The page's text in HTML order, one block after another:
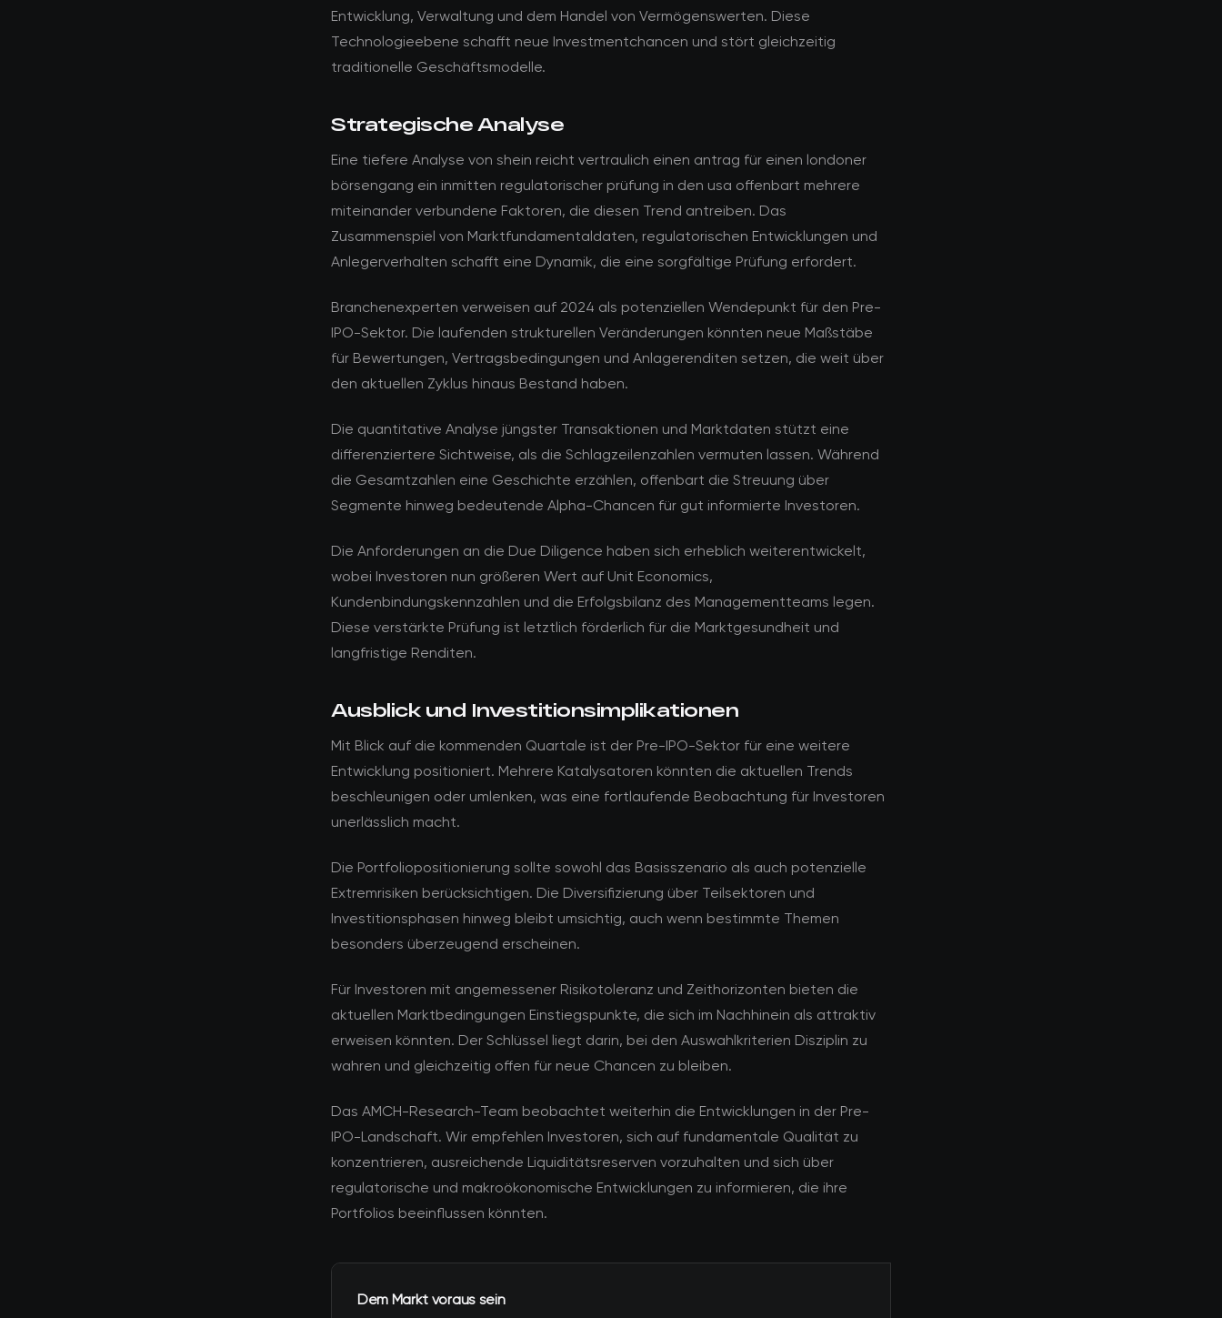
Entwicklung, Verwaltung und dem Handel von Vermögenswerten. Diese
Technologieebene schafft neue Investmentchancen und stört gleichzeitig
traditionelle Geschäftsmodelle.
Strategische Analyse
Eine tiefere Analyse von shein reicht vertraulich einen antrag für einen londoner
börsengang ein inmitten regulatorischer prüfung in den usa offenbart mehrere
miteinander verbundene Faktoren, die diesen Trend antreiben. Das
Zusammenspiel von Marktfundamentaldaten, regulatorischen Entwicklungen und
Anlegerverhalten schafft eine Dynamik, die eine sorgfältige Prüfung erfordert.
Branchenexperten verweisen auf 2024 als potenziellen Wendepunkt für den Pre-
IPO-Sektor. Die laufenden strukturellen Veränderungen könnten neue Maßstäbe
für Bewertungen, Vertragsbedingungen und Anlagerenditen setzen, die weit über
den aktuellen Zyklus hinaus Bestand haben.
Die quantitative Analyse jüngster Transaktionen und Marktdaten stützt eine
differenziertere Sichtweise, als die Schlagzeilenzahlen vermuten lassen. Während
die Gesamtzahlen eine Geschichte erzählen, offenbart die Streuung über
Segmente hinweg bedeutende Alpha-Chancen für gut informierte Investoren.
Die Anforderungen an die Due Diligence haben sich erheblich weiterentwickelt,
wobei Investoren nun größeren Wert auf Unit Economics,
Kundenbindungskennzahlen und die Erfolgsbilanz des Managementteams legen.
Diese verstärkte Prüfung ist letztlich förderlich für die Marktgesundheit und
langfristige Renditen.
Ausblick und Investitionsimplikationen
Mit Blick auf die kommenden Quartale ist der Pre-IPO-Sektor für eine weitere
Entwicklung positioniert. Mehrere Katalysatoren könnten die aktuellen Trends
beschleunigen oder umlenken, was eine fortlaufende Beobachtung für Investoren
unerlässlich macht.
Die Portfoliopositionierung sollte sowohl das Basisszenario als auch potenzielle
Extremrisiken berücksichtigen. Die Diversifizierung über Teilsektoren und
Investitionsphasen hinweg bleibt umsichtig, auch wenn bestimmte Themen
besonders überzeugend erscheinen.
Für Investoren mit angemessener Risikotoleranz und Zeithorizonten bieten die
aktuellen Marktbedingungen Einstiegspunkte, die sich im Nachhinein als attraktiv
erweisen könnten. Der Schlüssel liegt darin, bei den Auswahlkriterien Disziplin zu
wahren und gleichzeitig offen für neue Chancen zu bleiben.
Das AMCH-Research-Team beobachtet weiterhin die Entwicklungen in der Pre-
IPO-Landschaft. Wir empfehlen Investoren, sich auf fundamentale Qualität zu
konzentrieren, ausreichende Liquiditätsreserven vorzuhalten und sich über
regulatorische und makroökonomische Entwicklungen zu informieren, die ihre
Portfolios beeinflussen könnten.
Dem Markt voraus sein